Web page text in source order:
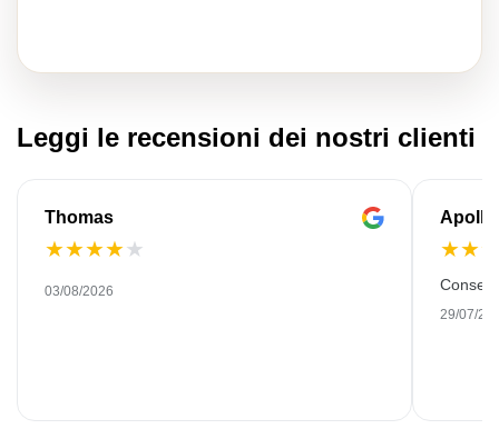
Leggi le recensioni dei nostri clienti
Thomas
★★★★★
03/08/2026
★★
29/07/